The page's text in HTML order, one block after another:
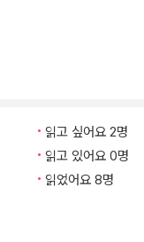
날 수 없기도 하고, 한
제각기 다른 풍경들입
가진 다른 면모를 합쳐
뜻하고 진지하면서
푸른색처럼, 또 서로
읽고 싶어요 2명
읽고 있어요 0명
읽었어요 8명